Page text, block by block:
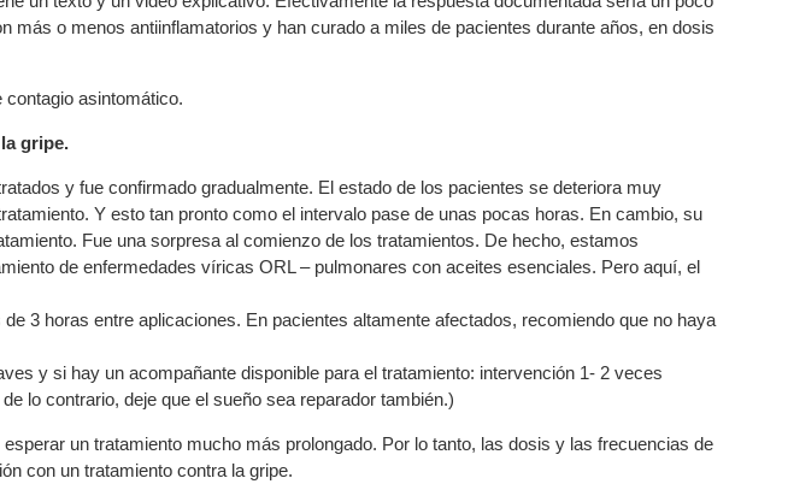
más o menos antiinflamatorios y han curado a miles de pacientes durante años, en dosis
asintomático.
gripe.
y fue confirmado gradualmente. El estado de los pacientes se deteriora muy
Y esto tan pronto como el intervalo pase de unas pocas horas. En cambio, su
Fue una sorpresa al comienzo de los tratamientos. De hecho, estamos
de enfermedades víricas ORL – pulmonares con aceites esenciales. Pero aquí, el
3 horas entre aplicaciones. En pacientes altamente afectados, recomiendo que no haya
y si hay un acompañante disponible para el tratamiento: intervención 1- 2 veces
lo contrario, deje que el sueño sea reparador también.)
un tratamiento mucho más prolongado. Por lo tanto, las dosis y las frecuencias de
con un tratamiento contra la gripe.